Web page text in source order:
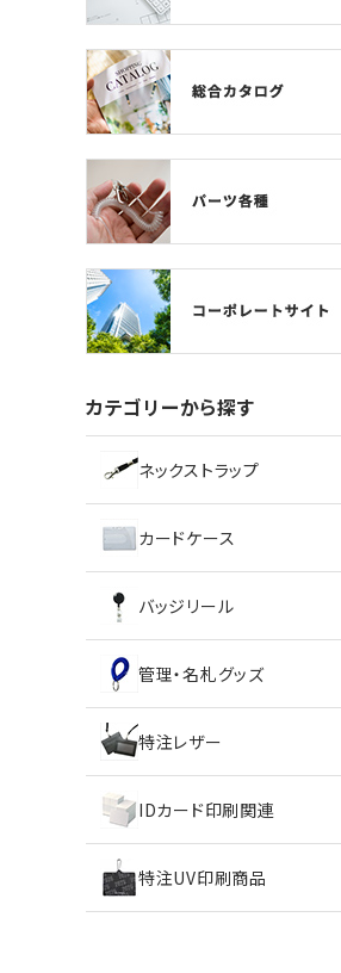
カードケース
バッジリール
管理・名札グッズ
牛革・合皮
プライバシーポリシー
特定商取引法について
カテゴリーから探す
ネックストラップ
カードケース
バッジリール
管理・名札グッズ
特注レザー
IDカード印刷関連
特注UV印刷商品